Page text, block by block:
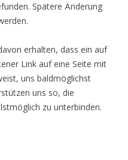
Spätere Änderung
erhalten, dass ein auf
Link auf eine Seite mit
uns baldmöglichst
uns so, die
zu unterbinden.